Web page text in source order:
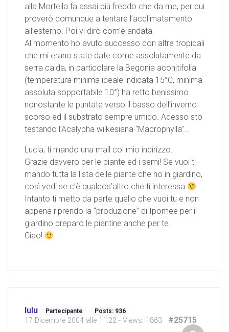
alla Mortella fa assai più freddo che da me, per cui
proverò comunque a tentare l’acclimatamento
all’esterno. Poi vi dirò com’è andata.
Al momento ho avuto successo con altre tropicali
che mi erano state date come assolutamente da
serra calda, in particolare la Begonia aconitifolia
(temperatura minima ideale indicata 15°C, minima
assoluta sopportabile 10°) ha retto benissimo
nonostante le puntate verso il basso dell’inverno
scorso ed il substrato sempre umido. Adesso sto
testando l’Acalypha wilkesiana “Macrophylla”…
Lucia, ti mando una mail col mio indirizzo.
Grazie davvero per le piante ed i semi! Se vuoi ti
mando tutta la lista delle piante che ho in giardino,
così vedi se c’è qualcos’altro che ti interessa
Intanto ti metto da parte quello che vuoi tu e non
appena riprendo la “produzione” di Ipomee per il
giardino preparo le piantine anche per te.
Ciao!
lulu Partecipante Posts: 936
17 Dicembre 2004 alle 11:22 - Views: 1863 #25715